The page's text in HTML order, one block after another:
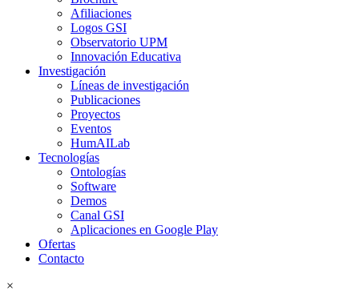
Afiliaciones
Logos GSI
Observatorio UPM
Innovación Educativa
Investigación
Líneas de investigación
Publicaciones
Proyectos
Eventos
HumAILab
Tecnologías
Ontologías
Software
Demos
Canal GSI
Aplicaciones en Google Play
Ofertas
Contacto
×